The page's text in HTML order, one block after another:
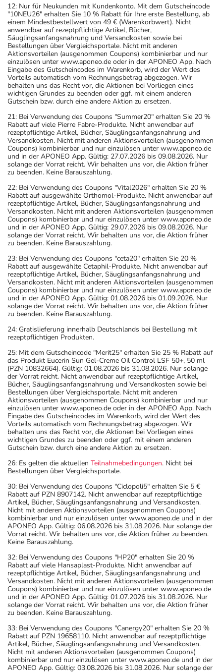
Eine vom Arzt verordnete Dosierung kann von den
Angaben der Packungsbeilage abweichen. Da der Arzt sie
individuell abstimmt, sollten Sie das Arzneimittel daher
nach seinen Anweisungen anwenden.
Aufbewahrung
Wichtige Hinweise
Was sollten Sie beachten?
- Vorsicht: Das Reaktionsvermögen kann auch bei
bestimmungsgemäßem Gebrauch beeinträchtigt sein.
Achten Sie vor allem darauf, wenn Sie am Straßenverkehr
teilnehmen oder Maschinen (auch im Haushalt) bedienen,
mit denen Sie sich verletzen können.
- Vorsicht: Bei regelmäßiger Einnahme kann es zu einer
psychischen Abhängigkeit kommen.
- Vorsicht: Vermeiden Sie die Einnahme von Alkohol.
- Die Wirkung der Anti-Baby-Pille kann durch das
Arzneimittel beeinträchtigt werden. Für die Dauer der
Einnahme sollten Sie deshalb zusätzliche Maßnahmen zur
Empfängnisverhütung treffen.
- Bei Frauen im gebärfähigen Alter sind während und
unter Umständen auch eine Zeit lang nach der Therapie
wirksame Verhütungsmethoden erforderlich. Sprechen
Sie hierzu Ihren Arzt oder Apotheker an.
- Dieses Arzneimittel enthält Stoffe, die unter
Umständen als Dopingstoffe eingeordnet werden
können. Fragen Sie dazu Ihren Arzt oder Apotheker.
- Vorsicht bei Allergie gegen Maisstärke!
- Vorsicht bei Allergie gegen Bindemittel (z.B.
Carboxymethylcellulose mit der E-Nummer E 466)!
- Vorsicht bei einer Unverträglichkeit gegenüber Lactose.
Wenn Sie eine Diabetes-Diät einhalten müssen, sollten
Sie den Zuckergehalt berücksichtigen.
- Es kann Arzneimittel geben, mit denen
Wechselwirkungen auftreten. Sie sollten deswegen
generell vor der Behandlung mit einem neuen
Arzneimittel jedes andere, das Sie bereits anwenden,
Arzneimittel, die Sie selbst kaufen, nur gelegentlich
zurückliegt.
Bitte verwenden Sie dieses Arzneimittel nicht mehr nach
dem auf der Packung oder der Umverpackung
angegebenen Verfallsdatum. Das Verfallsdatum bezieht
sich auf den letzten Tag des angegebenen Monats.
12: Nur für Neukunden mit Kundenkonto. Mit dem Gutscheincode
"10NEU26" erhalten Sie 10 % Rabatt für Ihre erste Bestellung, ab
einem Mindestbestellwert von 49 € (Warenkorbwert). Nicht
anwendbar auf rezeptpflichtige Artikel, Bücher,
Säuglingsanfangsnahrung und Versandkosten sowie bei
Bestellungen über Vergleichsportale. Nicht mit anderen
Aktionsvorteilen (ausgenommen Coupons) kombinierbar und nur
einzulösen unter www.aponeo.de oder in der APONEO App. Nach
Eingabe des Gutscheincodes im Warenkorb, wird der Wert des
Vorteils automatisch vom Rechnungsbetrag abgezogen. Wir
behalten uns das Recht vor, die Aktionen bei Vorliegen eines
wichtigen Grundes zu beenden oder ggf. mit einem anderen
Gutschein bzw. durch eine andere Aktion zu ersetzen.
21: Bei Verwendung des Coupons "Summer20" erhalten Sie 20 %
Rabatt auf viele Pierre Fabre-Produkte. Nicht anwendbar auf
rezeptpflichtige Artikel, Bücher, Säuglingsanfangsnahrung und
Versandkosten. Nicht mit anderen Aktionsvorteilen (ausgenommen
Coupons) kombinierbar und nur einzulösen unter www.aponeo.de
und in der APONEO App. Gültig: 27.07.2026 bis 09.08.2026. Nur
solange der Vorrat reicht. Wir behalten uns vor, die Aktion früher
zu beenden. Keine Barauszahlung.
22: Bei Verwendung des Coupons "Vital2026" erhalten Sie 20 %
Rabatt auf ausgewählte Orthomol-Produkte. Nicht anwendbar auf
rezeptpflichtige Artikel, Bücher, Säuglingsanfangsnahrung und
Versandkosten. Nicht mit anderen Aktionsvorteilen (ausgenommen
Coupons) kombinierbar und nur einzulösen unter www.aponeo.de
und in der APONEO App. Gültig: 29.07.2026 bis 09.08.2026. Nur
solange der Vorrat reicht. Wir behalten uns vor, die Aktion früher
zu beenden. Keine Barauszahlung.
23: Bei Verwendung des Coupons "ceta20" erhalten Sie 20 %
Rabatt auf ausgewählte Cetaphil-Produkte. Nicht anwendbar auf
rezeptpflichtige Artikel, Bücher, Säuglingsanfangsnahrung und
Versandkosten. Nicht mit anderen Aktionsvorteilen (ausgenommen
Coupons) kombinierbar und nur einzulösen unter www.aponeo.de
und in der APONEO App. Gültig: 01.08.2026 bis 01.09.2026. Nur
solange der Vorrat reicht. Wir behalten uns vor, die Aktion früher
zu beenden. Keine Barauszahlung.
24: Gratislieferung innerhalb Deutschlands bei Bestellung mit
rezeptpflichtigen Produkten.
25: Mit dem Gutscheincode "Merit25" erhalten Sie 25 % Rabatt auf
das Produkt Eucerin Sun Gel-Creme Oil Control LSF 50+, 50 ml
(PZN 10832664). Gültig: 01.08.2026 bis 31.08.2026. Nur solange
der Vorrat reicht. Nicht anwendbar auf rezeptpflichtige Artikel,
Bücher, Säuglingsanfangsnahrung und Versandkosten sowie bei
Bestellungen über Vergleichsportale. Nicht mit anderen
Aktionsvorteilen (ausgenommen Coupons) kombinierbar und nur
einzulösen unter www.aponeo.de oder in der APONEO App. Nach
Eingabe des Gutscheincodes im Warenkorb, wird der Wert des
Vorteils automatisch vom Rechnungsbetrag abgezogen. Wir
behalten uns das Recht vor, die Aktionen bei Vorliegen eines
wichtigen Grundes zu beenden oder ggf. mit einem anderen
Gutschein bzw. durch eine andere Aktion zu ersetzen.
26: Es gelten die aktuellen Teilnahmebedingungen. Nicht bei
Bestellungen über Vergleichsportale.
30: Bei Verwendung des Coupons "Ciclopoli5" erhalten Sie 5 €
Rabatt auf PZN 8907142. Nicht anwendbar auf rezeptpflichtige
Artikel, Bücher, Säuglingsanfangsnahrung und Versandkosten.
Nicht mit anderen Aktionsvorteilen (ausgenommen Coupons)
kombinierbar und nur einzulösen unter www.aponeo.de und in der
APONEO App. Gültig: 06.08.2026 bis 31.08.2026. Nur solange der
Vorrat reicht. Wir behalten uns vor, die Aktion früher zu beenden.
Keine Barauszahlung.
32: Bei Verwendung des Coupons "HP20" erhalten Sie 20 %
Rabatt auf viele Hansaplast-Produkte. Nicht anwendbar auf
rezeptpflichtige Artikel, Bücher, Säuglingsanfangsnahrung und
Versandkosten. Nicht mit anderen Aktionsvorteilen (ausgenommen
Coupons) kombinierbar und nur einzulösen unter www.aponeo.de
und in der APONEO App. Gültig: 01.07.2026 bis 31.08.2026. Nur
solange der Vorrat reicht. Wir behalten uns vor, die Aktion früher
zu beenden. Keine Barauszahlung.
33: Bei Verwendung des Coupons "Canergy20" erhalten Sie 20 %
Rabatt auf PZN 19658110. Nicht anwendbar auf rezeptpflichtige
Artikel, Bücher, Säuglingsanfangsnahrung und Versandkosten.
Nicht mit anderen Aktionsvorteilen (ausgenommen Coupons)
kombinierbar und nur einzulösen unter www.aponeo.de und in der
APONEO App. Gültig: 03.08.2026 bis 31.08.2026. Nur solange der